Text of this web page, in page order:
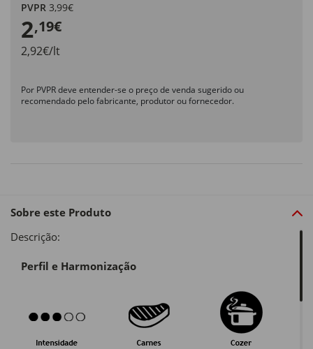
PVPR 3,99€
2,19€
2,92€/lt
Por PVPR deve entender-se o preço de venda sugerido ou
recomendado pelo fabricante, produtor ou fornecedor.
Sobre este Produto
Descrição:
Perfil e Harmonização